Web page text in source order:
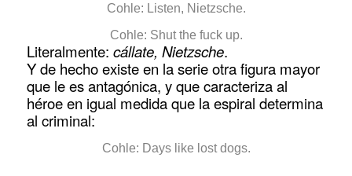
Cohle: Listen, Nietzsche.
Cohle: Shut the fuck up.
Literalmente:cállate, Nietzsche.
Y de hecho existe en la serie otra figura mayor
que le es antagónica, y que caracteriza al
héroe en igual medida que la espiral determina
al criminal:
Cohle: Days like lost dogs.